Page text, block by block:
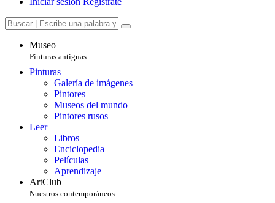
Museo
Pinturas antiguas
Pinturas
Galería de imágenes
Pintores
Museos del mundo
Pintores rusos
Leer
Libros
Enciclopedia
Películas
Aprendizaje
ArtClub
Nuestros contemporáneos